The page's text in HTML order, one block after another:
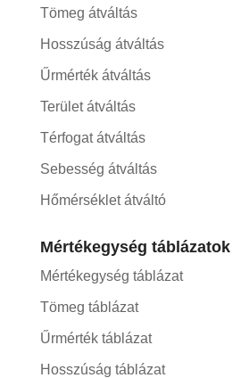
Tömeg átváltás
Hosszúság átváltás
Űrmérték átváltás
Terület átváltás
Térfogat átváltás
Sebesség átváltás
Hőmérséklet átváltó
Mértékegység táblázatok
Mértékegység táblázat
Tömeg táblázat
Űrmérték táblázat
Hosszúság táblázat